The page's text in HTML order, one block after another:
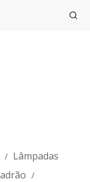
/ Lâmpadas
/